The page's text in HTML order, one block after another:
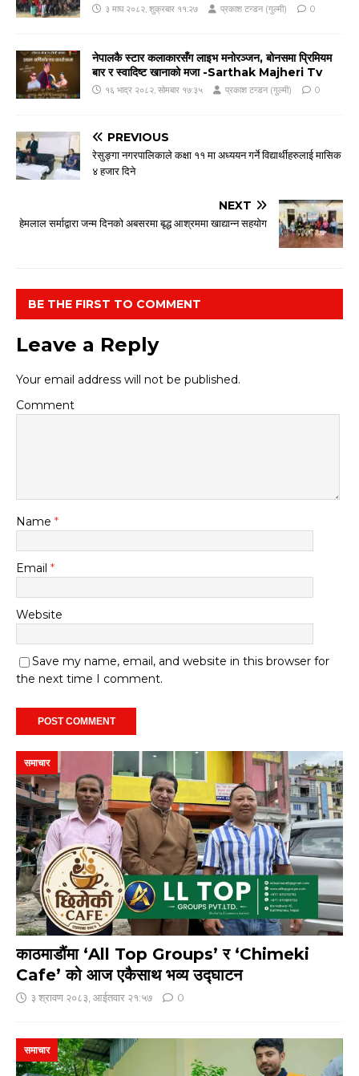
३ माघ २०८२, शुक्रबार ११:२७ प्रकाश टन्डन (गुल्मी) 0
नेपालकै स्टार कलाकारसँग लाइभ मनोरञ्जन, बोनसमा प्रिमियम
बार र स्वादिष्ट खानाको मजा -Sarthak Majheri Tv
१६ भाद्र २०८२, सोमबार १७:३५ प्रकाश टन्डन (गुल्मी) 0
PREVIOUS
रेसुङ्गा नगरपालिकाले कक्षा ११ मा अध्ययन गर्ने विद्यार्थीहरुलाई मासिक
४ हजार दिने
NEXT
हेमलाल सर्माद्वारा जन्म दिनको अबसरमा बृद्ध आश्रममा खाद्यान्न सहयोग
BE THE FIRST TO COMMENT
Leave a Reply
Your email address will not be published.
Comment
Name *
Email *
Website
Save my name, email, and website in this browser for
the next time I comment.
काठमाडौंमा ‘All Top Groups’ र ‘Chimeki
Cafe’ को आज एकैसाथ भव्य उद्घाटन
समाचार
३ श्रावण २०८३, आईतवार २१:५७ 0
समाचार